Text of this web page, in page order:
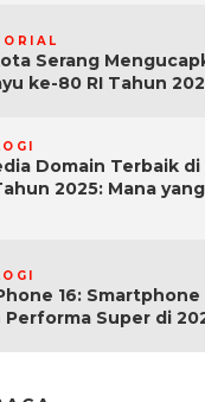
Serang
ke-80 RI Tahun
Domain Terbaik
2025: Mana
16: Smartphone
Performa Super di